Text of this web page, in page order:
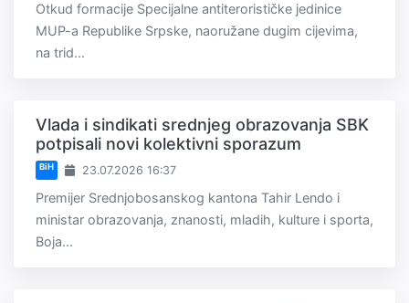
Otkud formacije Specijalne antiterorističke jedinice
MUP-a Republike Srpske, naoružane dugim cijevima,
na trid...
Vlada i sindikati srednjeg obrazovanja SBK
potpisali novi kolektivni sporazum
BiH 23.07.2026 16:37
Premijer Srednjobosanskog kantona Tahir Lendo i
ministar obrazovanja, znanosti, mladih, kulture i sporta,
Boja...